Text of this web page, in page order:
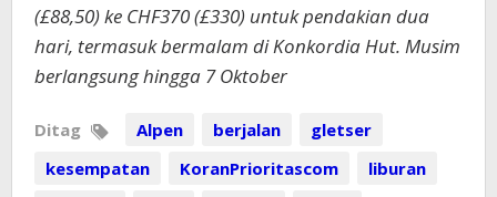
(£88,50) ke CHF370 (£330) untuk pendakian dua
hari, termasuk bermalam di Konkordia Hut. Musim
berlangsung hingga 7 Oktober
Ditag Alpen berjalan
gletser
kesempatan
KoranPrioritascom
liburan